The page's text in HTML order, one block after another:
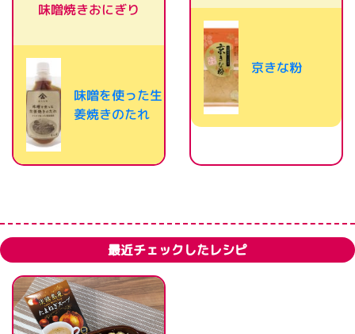
味噌焼きおにぎり
味噌を使った生
姜焼きのたれ
京きな粉
最近チェックしたレシピ